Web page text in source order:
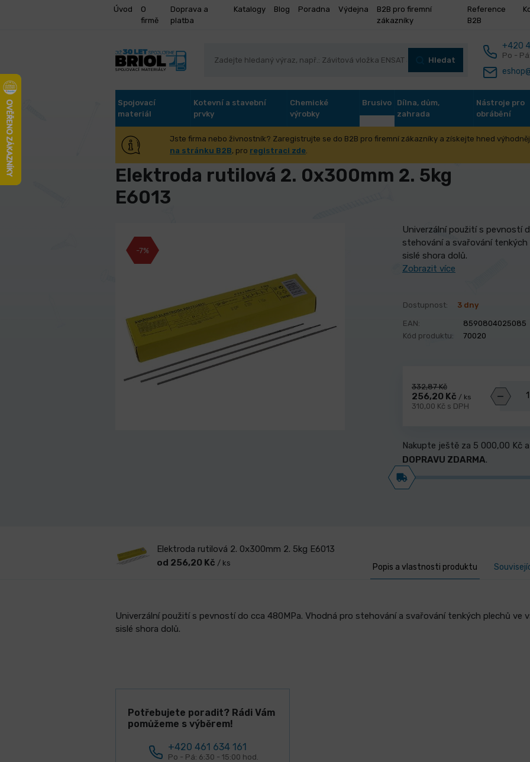
Úvod
O
firmě
Doprava a
platba
Katalogy Blog Poradna Výdejna
B2B pro firemní
zákazníky
Reference
B2B
Hledat
+420
Po -
Spojovací
materiál
Kotevní a stavební
prvky
Chemické
výrobky
Brusivo
Dílna, dům,
zahrada
Nástroje pro
obrábění
Jste firma nebo živnostník? Zaregistrujte se do B2B pro firemní zákazníky a získejte hned
na stránku B2B, pro registraci zde.
Úvod Stroje a příslušenství Svařování
Elektroda rutilová 2. 0x300mm 2. 5kg
E6013
-7%
Univerzální použití s pevností
stehování a svařování
sislé shora dolů.
Zobrazit více
Dostupnost: 3 dny
EAN:
8590804025085
Kód produktu:
70020
332,87 Kč
256,20 Kč / ks
310,00 Kč s DPH
Nakupte ještě za 5 000,00 Kč
DOPRAVU ZDARMA.
Elektroda rutilová 2. 0x300mm 2. 5kg E6013
od 256,20 Kč / ks Popis a vlastnosti produktu
Univerzální použití s pevností do cca 480MPa. Vhodná pro stehování a svařování tenkých plechů ve
sislé shora dolů.
Potřebujete poradit? Rádi Vám
pomůžeme s výběrem!
+420 461 634 161
Po - Pá: 6:30 - 15:00 hod.